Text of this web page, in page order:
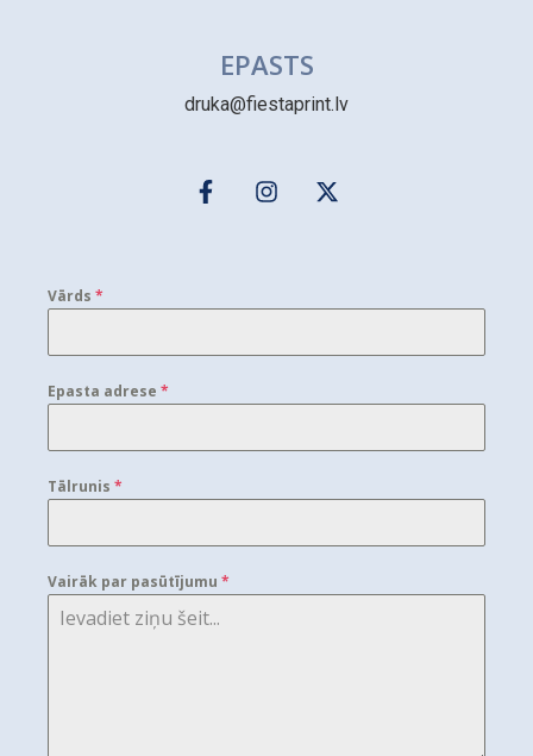
EPASTS
druka@fiestaprint.lv
Vārds *
Epasta adrese *
Tālrunis *
Vairāk par pasūtījumu *